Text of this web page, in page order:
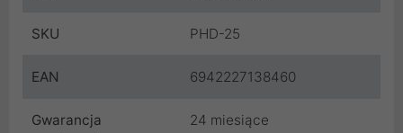
SKU PHD-25
EAN 6942227138460
Gwarancja
24 miesiące